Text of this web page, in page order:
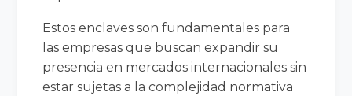
Estos enclaves son fundamentales para
las empresas que buscan expandir su
presencia en mercados internacionales sin
estar sujetas a la complejidad normativa